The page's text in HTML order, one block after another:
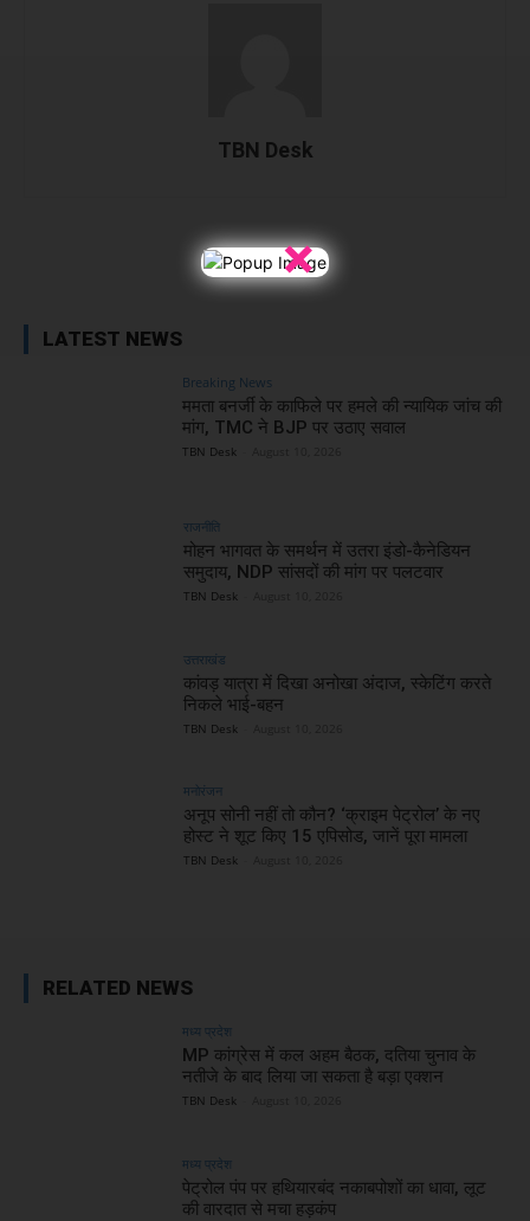
×
TBN Desk
X
LATEST NEWS
Breaking News
ममता बनर्जी के काफिले पर हमले की न्यायिक जांच की
मांग, TMC ने BJP पर उठाए सवाल
TBN Desk
राजनीति
मोहन भागवत के समर्थन में उतरा इंडो-कैनेडियन
समुदाय, NDP सांसदों की मांग पर पलटवार
TBN Desk
उत्तराखंड
कांवड़ यात्रा में दिखा अनोखा अंदाज, स्केटिंग करते
निकले भाई-बहन
TBN Desk
मनोरंजन
अनूप सोनी नहीं तो कौन? ‘क्राइम पेट्रोल’ के नए
होस्ट ने शूट किए 15 एपिसोड, जानें पूरा मामला
TBN Desk
RELATED NEWS
मध्य प्रदेश
MP कांग्रेस में कल अहम बैठक, दतिया चुनाव के
नतीजे के बाद लिया जा सकता है बड़ा एक्शन
TBN Desk
मध्य प्रदेश
पेट्रोल पंप पर हथियारबंद नकाबपोशों का धावा, लूट
की वारदात से मचा हड़कंप